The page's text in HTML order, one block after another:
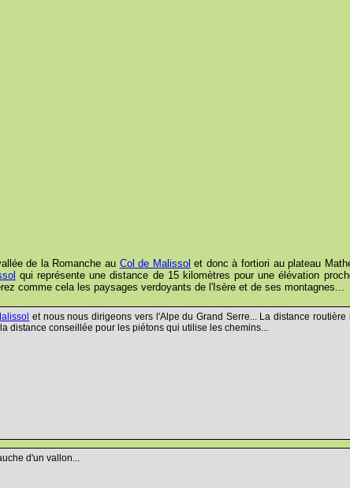
de la Romanche au Col de Malissol et donc à fortiori au plateau
qui représente une distance de 15 kilomètres pour une élévation
comme cela les paysages verdoyants de l'Isère et de ses montagnes...
et nous nous dirigeons vers l'Alpe du Grand Serre... La distance
distance conseillée pour les piétons qui utilise les chemins...
d'un vallon...